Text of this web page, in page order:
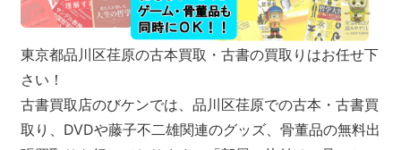
東京都品川区荏原の古本買取・古書の買取りはお任せ下
さい！
古書買取店のびケンでは、品川区荏原での古本・古書買
取り、DVDや藤子不二雄関連のグッズ、骨董品の無料出